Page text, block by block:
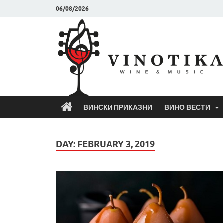
06/08/2026
ВИНСКИ ПРИКАЗНИ ВИНО ВЕСТИ
DAY: FEBRUARY 3, 2019